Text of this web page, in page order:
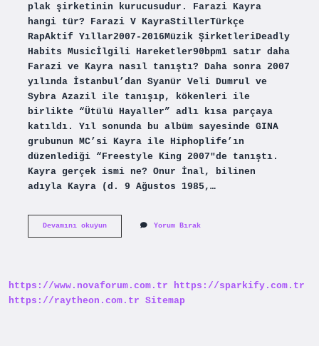
plak şirketinin kurucusudur. Farazi Kayra
hangi tür? Farazi V KayraStillerTürkçe
RapAktif Yıllar2007-2016Müzik ŞirketleriDeadly
Habits Musicİlgili Hareketler90bpm1 satır daha
Farazi ve Kayra nasıl tanıştı? Daha sonra 2007
yılında İstanbul’dan Syanür Veli Dumrul ve
Sybra Azazil ile tanışıp, kökenleri ile
birlikte “Ütülü Hayaller” adlı kısa parçaya
katıldı. Yıl sonunda bu albüm sayesinde GINA
grubunun MC’si Kayra ile Hiphoplife’ın
düzenlediği “Freestyle King 2007″de tanıştı.
Kayra gerçek ismi ne? Onur İnal, bilinen
adıyla Kayra (d. 9 Ağustos 1985,…
Devamını okuyunFarazinin
Yorum Bırak
https://www.novaforum.com.tr
https://sparkify.com.tr
https://raytheon.com.tr Sitemap